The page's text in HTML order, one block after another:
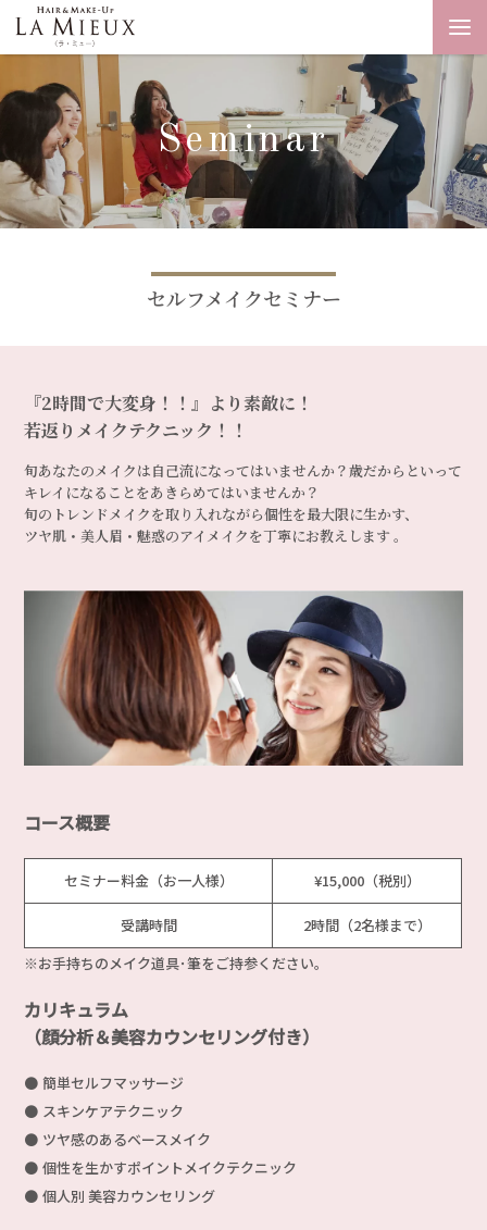
Seminar
セルフメイクセミナー
『2時間で大変身！！』より素敵に！
若返りメイクテクニック！！
旬あなたのメイクは自己流になってはいませんか？歳だからといって
キレイになることをあきらめてはいませんか？
旬のトレンドメイクを取り入れながら個性を最大限に生かす、
ツヤ肌・美人眉・魅惑のアイメイクを丁寧にお教えします 。
コース概要
セミナー料金（お一人様） ¥15,000（税別）
受講時間
2時間（2名様まで）
※お手持ちのメイク道具･筆をご持参ください。
カリキュラム
（顔分析＆美容カウンセリング付き）
簡単セルフマッサージ
スキンケアテクニック
ツヤ感のあるベースメイク
個性を生かすポイントメイクテクニック
個人別 美容カウンセリング